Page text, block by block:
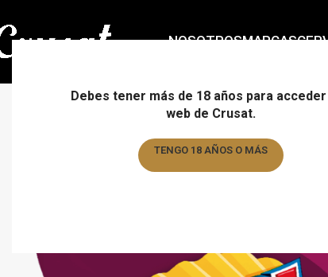
Debes tener más de 18 años para acceder
web de Crusat.
TENGO 18 AÑOS O MÁS
NOSOTROSMARCAS